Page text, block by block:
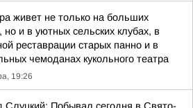
живет не только на больших
но и в уютных сельских клубах, в
реставрации старых панно и в
чемоданах кукольного театра
19:26